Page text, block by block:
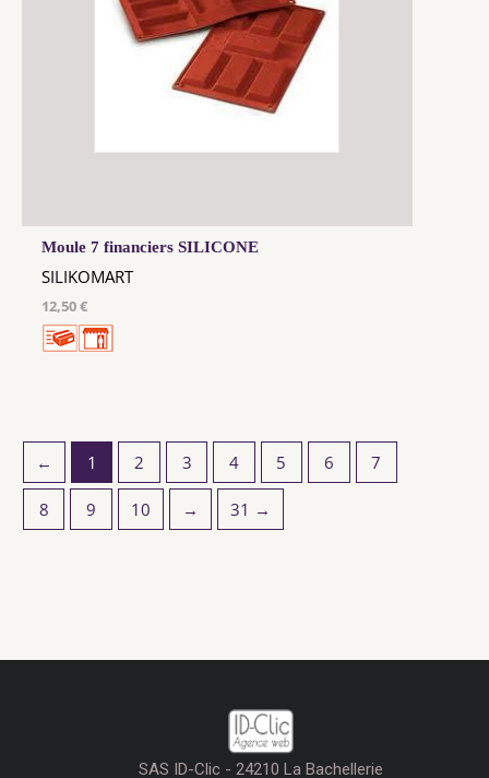
Moule 7 financiers SILICONE
SILIKOMART
12,50 €
← 1 2 3 4 5 6 7
8 9 10 → 31 →
SAS ID-Clic - 24210 La Bachellerie